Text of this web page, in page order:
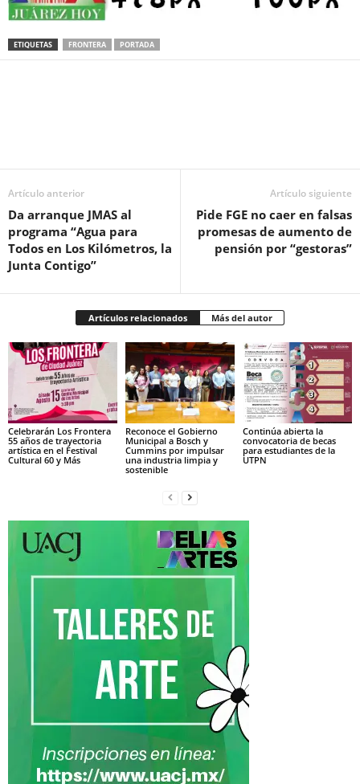
ETIQUETAS FRONTERA PORTADA
Artículo anterior
Da arranque JMAS al
programa “Agua para
Todos en Los Kilómetros, la
Junta Contigo”
Artículo siguiente
Pide FGE no caer en falsas
promesas de aumento de
pensión por “gestoras”
Artículos relacionados Más del autor
Celebrarán Los Frontera
55 años de trayectoria
artística en el Festival
Cultural 60 y Más
Reconoce el Gobierno
Municipal a Bosch y
Cummins por impulsar
una industria limpia y
sostenible
Continúa abierta la
convocatoria de becas
para estudiantes de la
UTPN